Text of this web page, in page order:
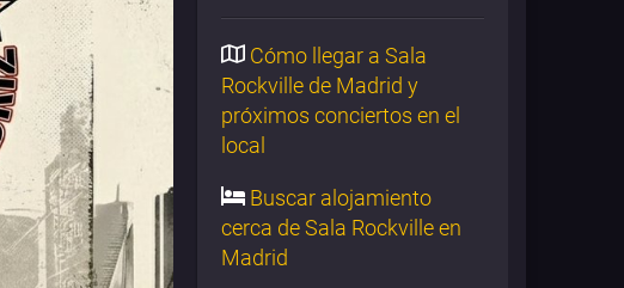
Cómo llegar a Sala
Rockville de Madrid y
próximos conciertos en el
local
Buscar alojamiento
cerca de Sala Rockville en
Madrid